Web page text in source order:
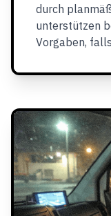
durch
unterstützen
Vorgaben,